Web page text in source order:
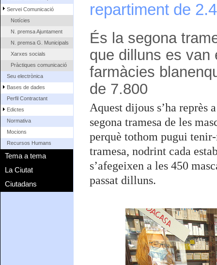
Servei Comunicació
Notícies
N. premsa Ajuntament
N. premsa G. Municipals
Xarxes socials
Pràctiques comunicació
Seu electrònica
Bases de dades
Perfil Contractant
Edictes
Normativa
Mocions
Recursos Humans
Tema a tema
La Ciutat
Ciutadans
repartiment de
És la segona
que dilluns es van
farmàcies
de 7.800
Aquest dijous s’ha reprès
segona tramesa de les
perquè tothom pugui
tramesa, nodrint cada
s’afegeixen a les 450
passat dilluns.